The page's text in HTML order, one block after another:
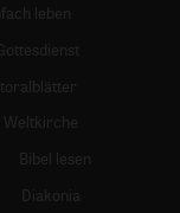
leben
Weltkirche
Bibel lesen
Diakonia